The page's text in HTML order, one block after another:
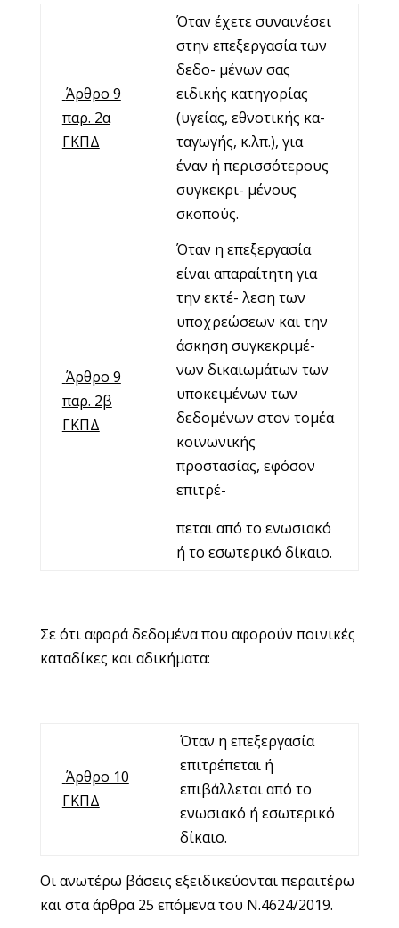
Άρθρο 9
παρ. 2α
ΓΚΠΔ
Όταν έχετε συναινέσει
στην επεξεργασία των
δεδο- μένων σας
ειδικής κατηγορίας
(υγείας, εθνοτικής κα-
ταγωγής, κ.λπ.), για
έναν ή περισσότερους
συγκεκρι- μένους
σκοπούς.
Άρθρο 9
παρ. 2β
ΓΚΠΔ
Όταν η επεξεργασία
είναι απαραίτητη για
την εκτέ- λεση των
υποχρεώσεων και την
άσκηση συγκεκριμέ-
νων δικαιωμάτων των
υποκειμένων των
δεδομένων στον τομέα
κοινωνικής
προστασίας, εφόσον
επιτρέ-
πεται από το ενωσιακό
ή το εσωτερικό δίκαιο.
Σε ότι αφορά δεδομένα που αφορούν ποινικές
καταδίκες και αδικήματα:
Άρθρο 10
ΓΚΠΔ
Όταν η επεξεργασία
επιτρέπεται ή
επιβάλλεται από το
ενωσιακό ή εσωτερικό
δίκαιο.
Οι ανωτέρω βάσεις εξειδικεύονται περαιτέρω
και στα άρθρα 25 επόμενα του Ν.4624/2019.